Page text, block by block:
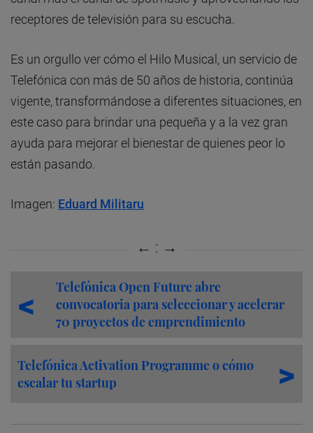
receptores de televisión para su escucha.
Es un orgullo ver cómo el Hilo Musical, un servicio de
Telefónica con más de 50 años de historia, continúa
vigente, transformándose a diferentes situaciones, en
este caso para brindar una pequeña y a la vez gran
ayuda para mejorar el bienestar de quienes peor lo
están pasando.
Imagen: Eduard Militaru
Telefónica Open Future abre
convocatoria para seleccionar y acelerar
70 proyectos de emprendimiento
Telefónica Activation Programme o cómo
escalar tu startup